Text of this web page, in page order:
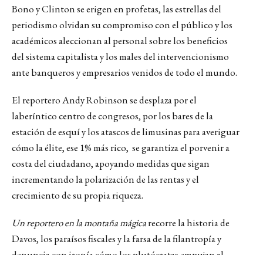
Bono y Clinton se erigen en profetas, las estrellas del
periodismo olvidan su compromiso con el público y los
académicos aleccionan al personal sobre los beneficios
del sistema capitalista y los males del intervencionismo
ante banqueros y empresarios venidos de todo el mundo.
El reportero Andy Robinson se desplaza por el
laberíntico centro de congresos, por los bares de la
estación de esquí y los atascos de limusinas para averiguar
cómo la élite, ese 1% más rico, se garantiza el porvenir a
costa del ciudadano, apoyando medidas que sigan
incrementando la polarización de las rentas y el
crecimiento de su propia riqueza.
Un reportero en la montaña mágicarecorre la historia de
Davos, los paraísos fiscales y la farsa de la filantropía y